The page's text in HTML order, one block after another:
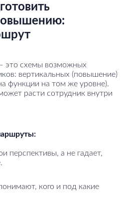
это схемы возможных
вертикальных (повышение)
функции на том же уровне).
расти сотрудник внутри
перспективы, а не гадает,
кого и под какие